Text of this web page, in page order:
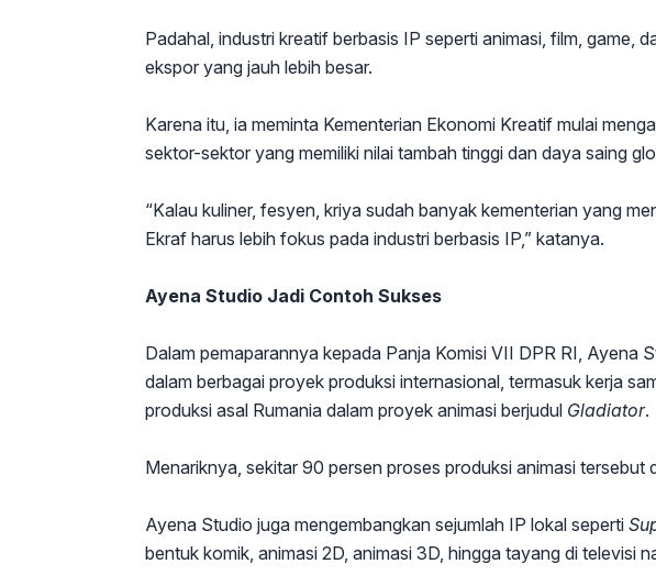
Padahal, industri kreatif berbasis IP seperti animasi, film, game,
ekspor yang jauh lebih besar.
Karena itu, ia meminta Kementerian Ekonomi Kreatif mulai
sektor-sektor yang memiliki nilai tambah tinggi dan daya saing
“Kalau kuliner, fesyen, kriya sudah banyak kementerian yang
Ekraf harus lebih fokus pada industri berbasis IP,” katanya.
Ayena Studio Jadi Contoh Sukses
Dalam pemaparannya kepada Panja Komisi VII DPR RI, Ayena
dalam berbagai proyek produksi internasional, termasuk kerja
produksi asal Rumania dalam proyek animasi berjudul Gladiator.
Menariknya, sekitar 90 persen proses produksi animasi tersebut
Ayena Studio juga mengembangkan sejumlah IP lokal seperti
bentuk komik, animasi 2D, animasi 3D, hingga tayang di televisi